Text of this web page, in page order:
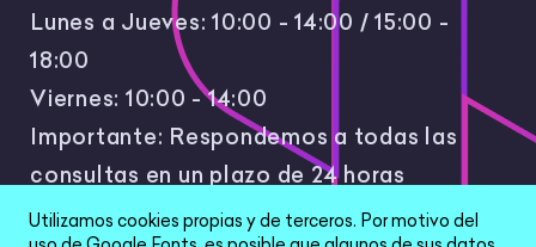
Lunes a Jueves: 10:00 - 14:00 / 15:00 -
18:00
Viernes: 10:00 - 14:00
Importante: Respondemos a todas las
consultas en un plazo de 24 horas
laborales.
Utilizamos cookies propias y de terceros. Por motivo del